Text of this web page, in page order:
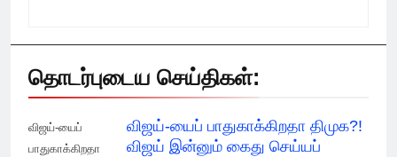
தொடர்புடைய செய்திகள்:
விஜய்-யைப்
பாதுகாக்கிறதா
விஜய்-யைப் பாதுகாக்கிறதா திமுக?!
விஜய் இன்னும் கைது செய்யப்